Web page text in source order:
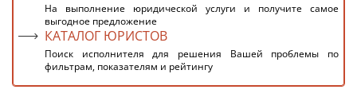
На выполнение юридической услуги и получите самое
выгодное предложение
КАТАЛОГ ЮРИСТОВ
Поиск исполнителя для решения Вашей проблемы по
фильтрам, показателям и рейтингу